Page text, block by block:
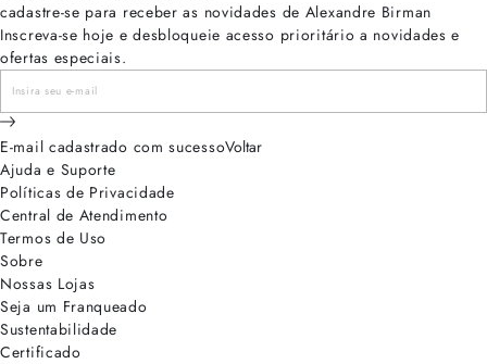
cadastre-se para receber as novidades de Alexandre Birman
Inscreva-se hoje e desbloqueie acesso prioritário a novidades e
ofertas especiais.
E-mail cadastrado com sucessoVoltar
Ajuda e Suporte
Políticas de Privacidade
Central de Atendimento
Termos de Uso
Sobre
Nossas Lojas
Seja um Franqueado
Sustentabilidade
Certificado